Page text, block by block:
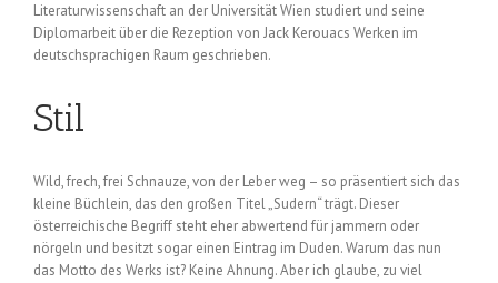
Literaturwissenschaft an der Universität Wien studiert und seine
Diplomarbeit über die Rezeption von Jack Kerouacs Werken im
deutschsprachigen Raum geschrieben.
Stil
Wild, frech, frei Schnauze, von der Leber weg – so präsentiert sich das
kleine Büchlein, das den großen Titel „Sudern“ trägt. Dieser
österreichische Begriff steht eher abwertend für jammern oder
nörgeln und besitzt sogar einen Eintrag im Duden. Warum das nun
das Motto des Werks ist? Keine Ahnung. Aber ich glaube, zu viel